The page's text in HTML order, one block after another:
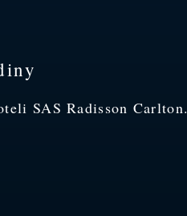
SAS Radisson Carlton.